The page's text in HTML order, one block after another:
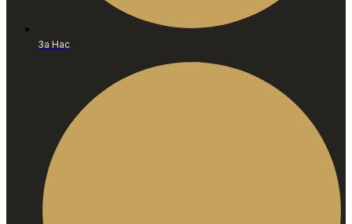
За Нас